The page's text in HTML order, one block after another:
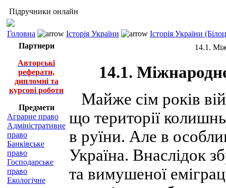
Підручники онлайн
Головна Історія України
Історія України
Партнери
Авторські
реферати,
дипломні та
курсові роботи
Предмети
Аграрне право
Адміністративне
право
Банківське
право
Господарське
право
Екологічне
14.1.
14.1.
Майже сім років
що території
в руїни. Але в
Україна. Внаслідок
та вимушеної